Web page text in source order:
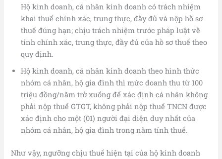
Hộ kinh doanh, cá nhân kinh doanh có trách nhiệm
khai thuế chính xác, trung thực, đầy đủ và nộp hồ sơ
thuế đúng hạn; chịu trách nhiệm trước pháp luật về
tính chính xác, trung thực, đầy đủ của hồ sơ thuế theo
quy định.
Hộ kinh doanh, cá nhân kinh doanh theo hình thức
nhóm cá nhân, hộ gia đình thì mức doanh thu từ 100
triệu đồng/năm trở xuống để xác định cá nhân không
phải nộp thuế GTGT, không phải nộp thuế TNCN được
xác định cho một (01) người đại diện duy nhất của
nhóm cá nhân, hộ gia đình trong năm tính thuế.
Như vậy, ngưỡng chịu thuế hiện tại của hộ kinh doanh